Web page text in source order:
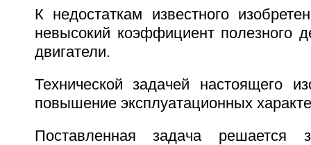
К недостаткам известного
невысокий коэффициент полезного
двигатели.
Технической задачей настоящего
повышение эксплуатационных
Поставленная задача решается